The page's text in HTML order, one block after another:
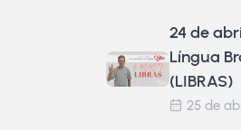
24 de
Língua
(LIBRAS)
25 de